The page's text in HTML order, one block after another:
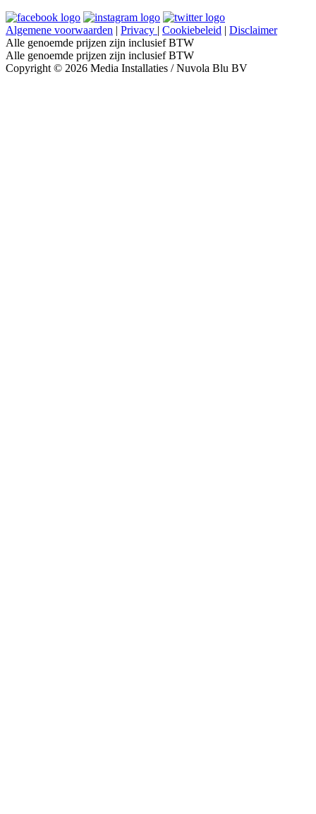
Algemene voorwaarden | Privacy | Cookiebeleid | Disclaimer
Alle genoemde prijzen zijn inclusief BTW
Alle genoemde prijzen zijn inclusief BTW
Copyright © 2026 Media Installaties / Nuvola Blu BV